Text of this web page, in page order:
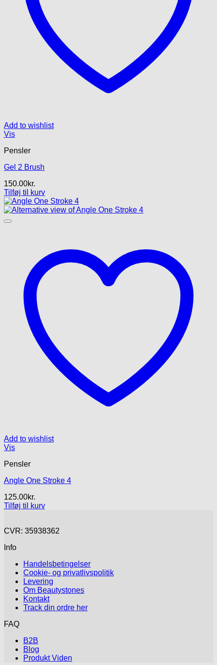
Add to wishlist
Vis
Pensler
Gel 2 Brush
150.00kr.
Tilføj til kurv
Add to wishlist
Vis
Pensler
Angle One Stroke 4
125.00kr.
Tilføj til kurv
CVR: 35938362
Info
Handelsbetingelser
Cookie- og privatlivspolitik
Levering
Om Beautystones
Kontakt
Track din ordre her
FAQ
B2B
Blog
Produkt Viden